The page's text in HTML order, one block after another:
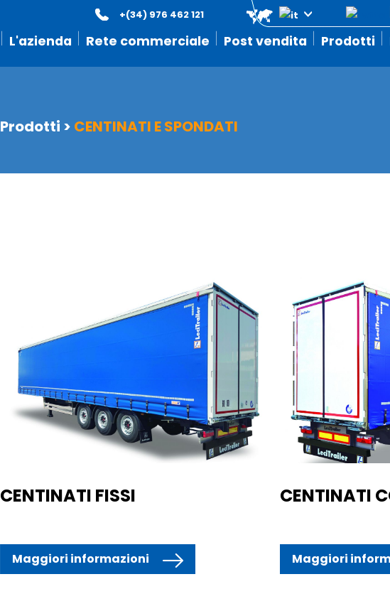
L'azienda Rete commerciale Post vendita Prodotti
+(34) 976 462 121
Prodotti > CENTINATI E SPONDATI
CENTINATI FISSI
Maggiori informazioni
CENTINATI
Maggiori